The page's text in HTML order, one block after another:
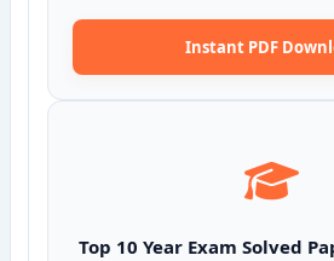
Instant PDF
Top 10 Year Exam Solved